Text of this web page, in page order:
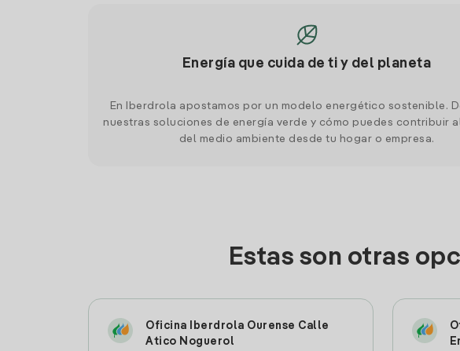
Energía que cuida de ti y del planeta
En Iberdrola apostamos por un modelo energético sostenible.
nuestras soluciones de energía verde y cómo puedes contribuir
del medio ambiente desde tu hogar o empresa.
Estas son otras
Oficina Iberdrola Ourense Calle
Atico Noguerol